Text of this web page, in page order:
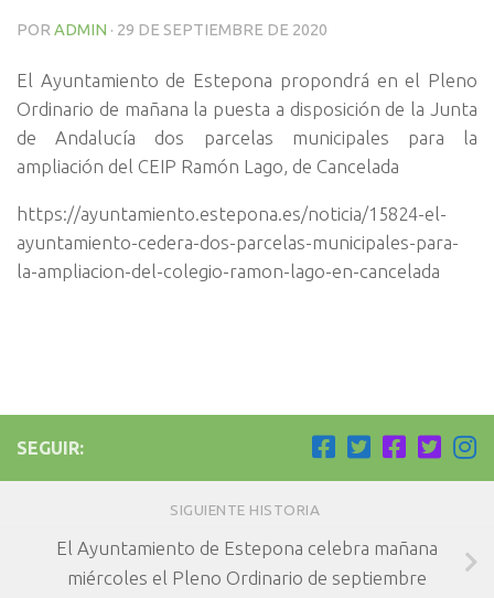
POR ADMIN · 29 DE SEPTIEMBRE DE 2020
El Ayuntamiento de Estepona propondrá en el Pleno
Ordinario de mañana la puesta a disposición de la Junta
de Andalucía dos parcelas municipales para la
ampliación del CEIP Ramón Lago, de Cancelada
https://ayuntamiento.estepona.es/noticia/15824-el-
ayuntamiento-cedera-dos-parcelas-municipales-para-
la-ampliacion-del-colegio-ramon-lago-en-cancelada
SEGUIR:
SIGUIENTE HISTORIA
El Ayuntamiento de Estepona celebra mañana
miércoles el Pleno Ordinario de septiembre